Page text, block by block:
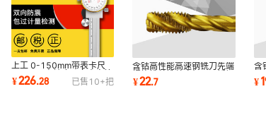
上工 0-150mm带表卡尺
0.01mm高精度双向表盘抗
震不锈钢游标卡尺
¥226.28 已售 10+把
含钴高性能高速钢铣刀先端
螺旋槽丝锥丝攻机用不锈钢
钻孔利器
¥22.7
含
高
¥